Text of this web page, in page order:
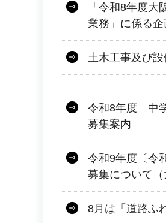
「令和8年度
業務」に係る
土木工事及び
令和8年度 中
募集案内
令和9年度〔令
募集について（
8月は「道路ふ